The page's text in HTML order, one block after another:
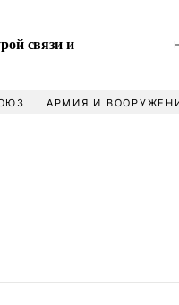
связи и
АРМИЯ И